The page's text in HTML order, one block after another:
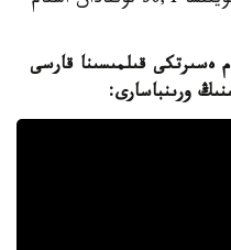
ەسىرتكى قىلمىسىنا قارسى
ورىنباسارى: